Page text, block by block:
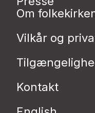
Om
Vilkår og
Kontakt